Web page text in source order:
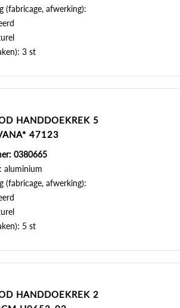
(fabricage, afwerking):
3 st
HANDDOEKREK 5
47123
0380665
aluminium
(fabricage, afwerking):
5 st
HANDDOEKREK 2